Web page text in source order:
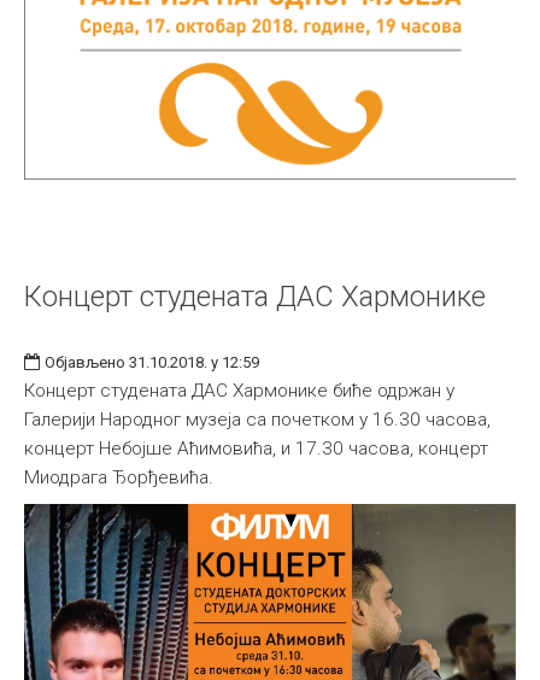
Концерт студената ДАС Хармонике
Објављено 31.10.2018. у 12:59
Концерт студената ДАС Хармонике биће одржан у
Галерији Народног музеја са почетком у 16.30 часова,
концерт Небојше Аћимовића, и 17.30 часова, концерт
Миодрага Ђорђевића.